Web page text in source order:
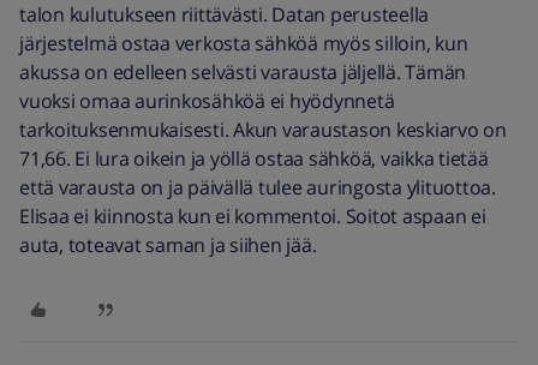
talon kulutukseen riittävästi. Datan perusteella
järjestelmä ostaa verkosta sähköä myös silloin, kun
akussa on edelleen selvästi varausta jäljellä. Tämän
vuoksi omaa aurinkosähköä ei hyödynnetä
tarkoituksenmukaisesti. Akun varaustason keskiarvo on
71,66. Ei lura oikein ja yöllä ostaa sähköä, vaikka tietää
että varausta on ja päivällä tulee auringosta ylituottoa.
Elisaa ei kiinnosta kun ei kommentoi. Soitot aspaan ei
auta, toteavat saman ja siihen jää.